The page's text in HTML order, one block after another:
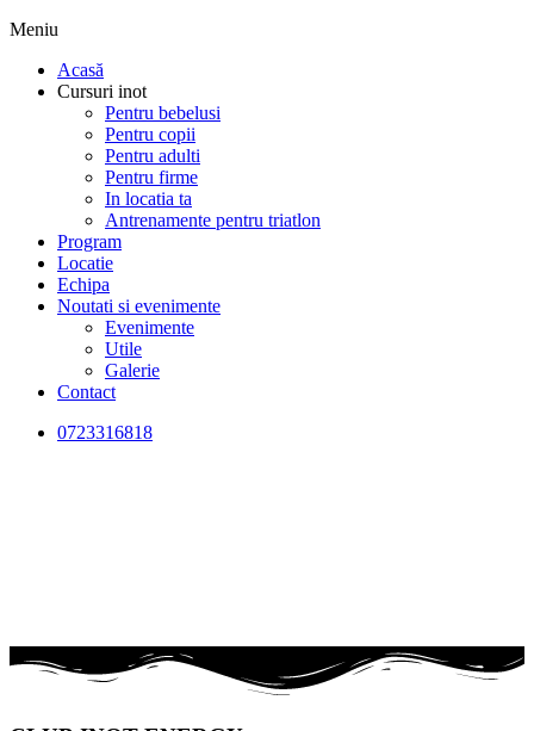
Meniu
Acasă
Cursuri inot
Pentru bebelusi
Pentru copii
Pentru adulti
Pentru firme
In locatia ta
Antrenamente pentru triatlon
Program
Locatie
Echipa
Noutati si evenimente
Evenimente
Utile
Galerie
Contact
0723316818